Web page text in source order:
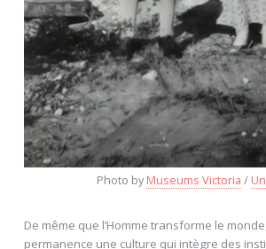
Photo byMuseums Victoria /
De même que l’Homme transforme le
permanence une culture qui intègre des